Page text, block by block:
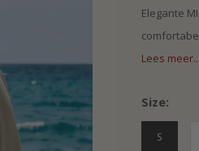
Elegante
Lees meer..
Size:
S